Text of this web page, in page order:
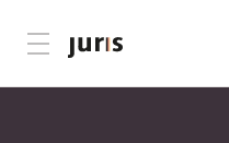
Menü öffnen